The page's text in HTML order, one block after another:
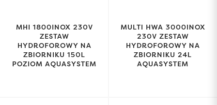
MHI 1800INOX 230V
ZESTAW
HYDROFOROWY NA
ZBIORNIKU 150L
POZIOM AQUASYSTEM
MULTI HWA 3000INOX
230V ZESTAW
HYDROFOROWY NA
ZBIORNIKU 24L
AQUASYSTEM